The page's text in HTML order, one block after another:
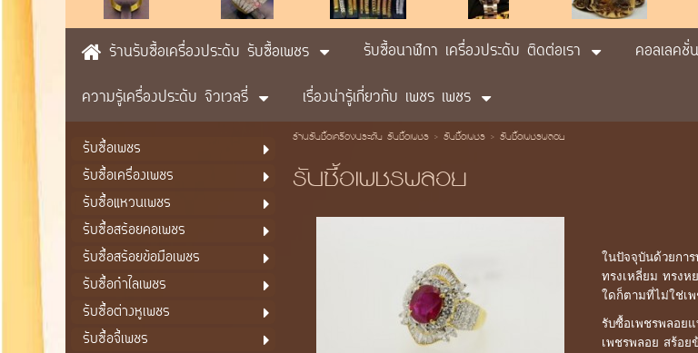
ร้านรับซื้อเครื่องประดับ รับซื้อเพชร รับซื้อนาฬิกา เครื่องประดับ ติดต่อเรา คอลเลค
ความรู้เครื่องประดับ จิวเวลรี่
เรื่องน่ารู้เกี่ยวกับ เพชร เพชร
รับซื้อเพชร
รับซื้อเครื่องเพชร
รับซื้อแหวนเพชร
รับซื้อสร้อยคอเพชร
รับซื้อสร้อยข้อมือเพชร
รับซื้อกำไลเพชร
รับซื้อต่างหูเพชร
รับซื้อจี้เพชร
ร้านรับซื้อเครื่องประดับ รับซื้อเพชร> รับซื้อเพชร> รับซื้อเพชรพลอย
รับซื้อเพชรพลอย
ในปัจจุบันด้วยกา
ทรงเหลี่ยม ทรงห
ใดก็ตามที่ไม่ใช่เพ
รับซื้อเพชรพลอย
เพชรพลอย สร้อย